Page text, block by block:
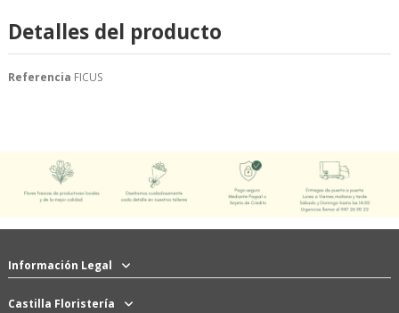
Detalles del producto
Referencia FICUS
Información Legal
Castilla Floristería